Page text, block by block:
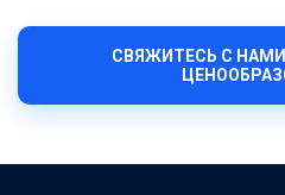
СВЯЖИТЕСЬ С